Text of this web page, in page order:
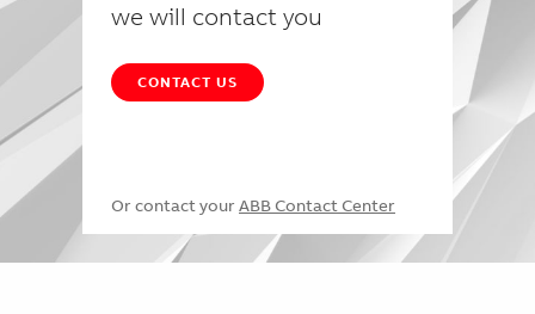
we will contact you
CONTACT US
Or contact your ABB Contact Center